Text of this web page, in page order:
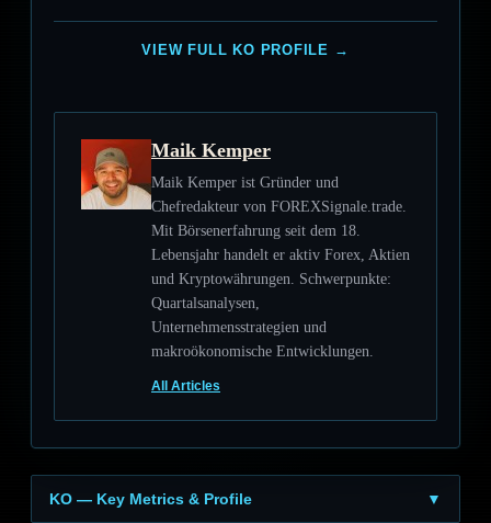
VIEW FULL KO PROFILE →
Maik Kemper
Maik Kemper ist Gründer und
Chefredakteur von FOREXSignale.trade.
Mit Börsenerfahrung seit dem 18.
Lebensjahr handelt er aktiv Forex, Aktien
und Kryptowährungen. Schwerpunkte:
Quartalsanalysen,
Unternehmensstrategien und
makroökonomische Entwicklungen.
All Articles
KO — Key Metrics & Profile ▼